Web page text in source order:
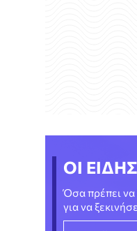
ΟΙ
Όσα πρέπει να
για να